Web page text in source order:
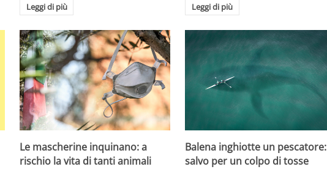
Leggi di più Leggi di più
Le mascherine inquinano: a
rischio la vita di tanti animali
Balena inghiotte un pescatore:
salvo per un colpo di tosse